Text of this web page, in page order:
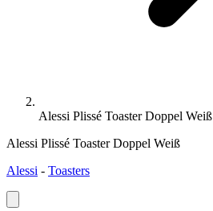
Alessi Plissé Toaster Doppel Weiß
Alessi Plissé Toaster Doppel Weiß
Alessi - Toasters